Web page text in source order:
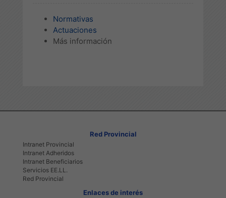
Normativas
Actuaciones
Más información
Red Provincial
Intranet Provincial
Intranet Adheridos
Intranet Beneficiarios
Servicios EE.LL.
Red Provincial
Enlaces de interés